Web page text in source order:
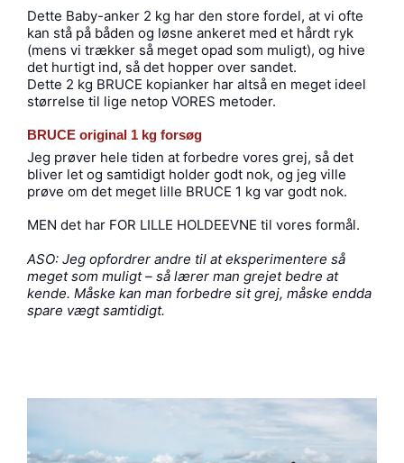
Dette Baby-anker 2 kg har den store fordel, at vi ofte
kan stå på båden og løsne ankeret med et hårdt ryk
(mens vi trækker så meget opad som muligt), og hive
det hurtigt ind, så det hopper over sandet.
Dette 2 kg BRUCE kopianker har altså en meget ideel
størrelse til lige netop VORES metoder.
BRUCE original 1 kg forsøg
Jeg prøver hele tiden at forbedre vores grej, så det
bliver let og samtidigt holder godt nok, og jeg ville
prøve om det meget lille BRUCE 1 kg var godt nok.
MEN det har FOR LILLE HOLDEEVNE til vores formål.
ASO: Jeg opfordrer andre til at eksperimentere så
meget som muligt – så lærer man grejet bedre at
kende. Måske kan man forbedre sit grej, måske endda
spare vægt samtidigt.